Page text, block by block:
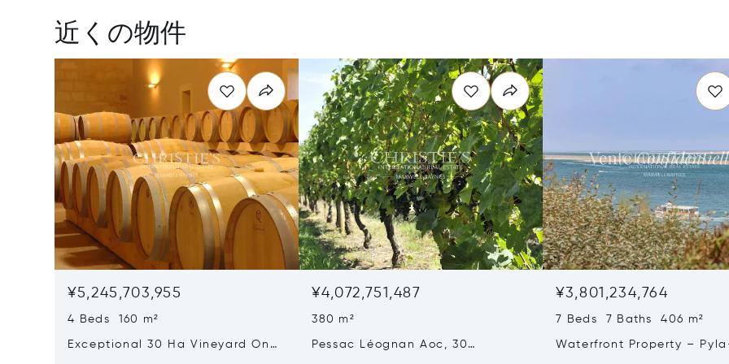
近くの物件
¥5,245,703,955
4 Beds 160 m²
Exceptional 30 Ha Vineyard On
¥4,072,751,487
380 m²
Pessac Léognan Aoc, 30
¥3,801,234,764
7 Beds 7 Baths 406 m²
Waterfront Property –